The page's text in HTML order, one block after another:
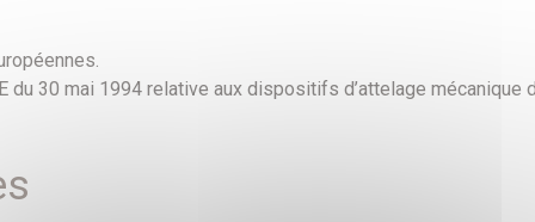
30 mai 1994 relative aux dispositifs d’attelage mécanique